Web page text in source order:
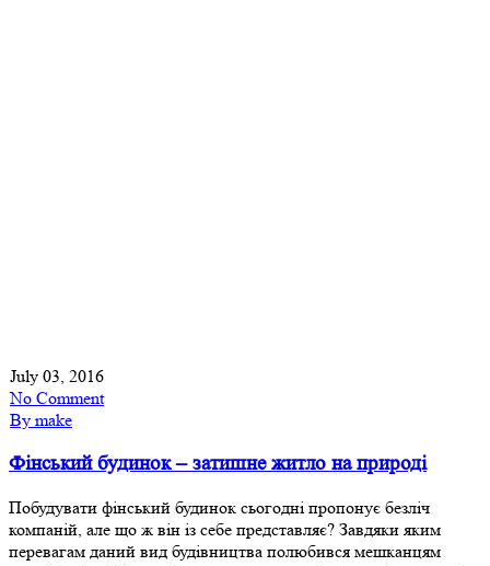
July 03, 2016
No Comment
By make
Фінський будинок – затишне житло на природі
Побудувати фінський будинок сьогодні пропонує безліч
компаній, але що ж він із себе представляє? Завдяки яким
перевагам даний вид будівництва полюбився мешканцям